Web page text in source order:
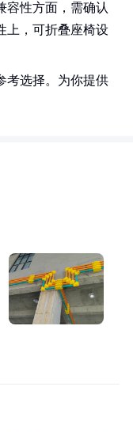
容性方面，需确认
上，可折叠座椅设
考选择。为你提供